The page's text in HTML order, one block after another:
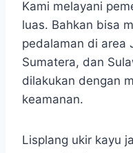
Kami melayani
luas. Bahkan bisa
pedalaman di area
Sumatera, dan
dilakukan dengan
keamanan.
Lisplang ukir kayu